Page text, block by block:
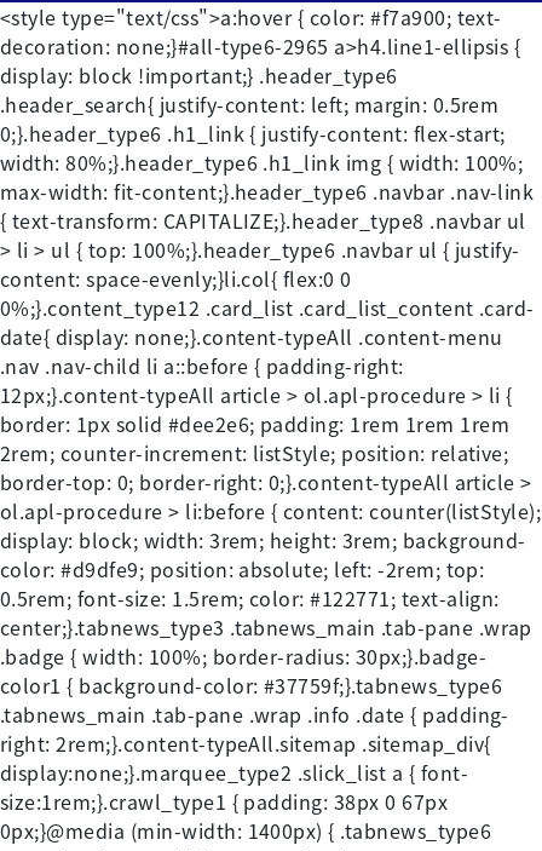
<style type="text/css">a:hover { color: #f7a900; text-
decoration: none;}#all-type6-2965 a>h4.line1-ellipsis {
display: block !important;} .header_type6
.header_search{ justify-content: left; margin: 0.5rem
0;}.header_type6 .h1_link { justify-content: flex-start;
width: 80%;}.header_type6 .h1_link img { width: 100%;
max-width: fit-content;}.header_type6 .navbar .nav-link
{ text-transform: CAPITALIZE;}.header_type8 .navbar ul
> li > ul { top: 100%;}.header_type6 .navbar ul { justify-
content: space-evenly;}li.col{ flex:0 0
0%;}.content_type12 .card_list .card_list_content .card-
date{ display: none;}.content-typeAll .content-menu
.nav .nav-child li a::before { padding-right:
12px;}.content-typeAll article > ol.apl-procedure > li {
border: 1px solid #dee2e6; padding: 1rem 1rem 1rem
2rem; counter-increment: listStyle; position: relative;
border-top: 0; border-right: 0;}.content-typeAll article >
ol.apl-procedure > li:before { content: counter(listStyle);
display: block; width: 3rem; height: 3rem; background-
color: #d9dfe9; position: absolute; left: -2rem; top:
0.5rem; font-size: 1.5rem; color: #122771; text-align:
center;}.tabnews_type3 .tabnews_main .tab-pane .wrap
.badge { width: 100%; border-radius: 30px;}.badge-
color1 { background-color: #37759f;}.tabnews_type6
.tabnews_main .tab-pane .wrap .info .date { padding-
right: 2rem;}.content-typeAll.sitemap .sitemap_div{
display:none;}.marquee_type2 .slick_list a { font-
size:1rem;}.crawl_type1 { padding: 38px 0 67px
0px;}@media (min-width: 1400px) { .tabnews_type6